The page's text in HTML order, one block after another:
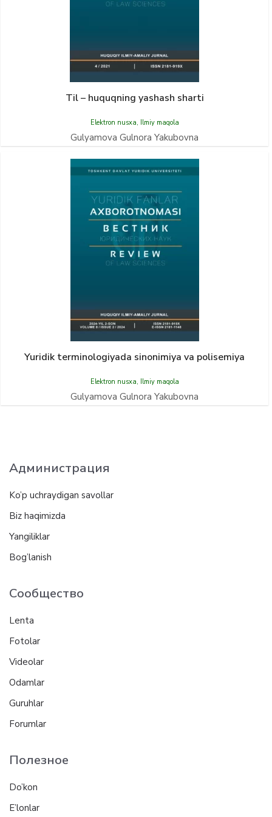
Til – huquqning yashash sharti
Elektron nusxa, Ilmiy maqola
Gulyamova Gulnora Yakubovna
Yuridik terminologiyada sinonimiya va polisemiya
Elektron nusxa, Ilmiy maqola
Gulyamova Gulnora Yakubovna
Администрация
Ko’p uchraydigan savollar
Biz haqimizda
Yangiliklar
Bog’lanish
Сообщество
Lenta
Fotolar
Videolar
Odamlar
Guruhlar
Forumlar
Полезное
Do’kon
E’lonlar